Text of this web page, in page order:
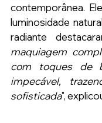
contemporânea.
luminosidade
radiante
maquiagem
com toques de
impecável,
sofisticada",